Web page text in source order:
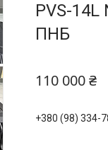
PVS-14L
ПНБ
110 000 ₴
+380 (98) 334-